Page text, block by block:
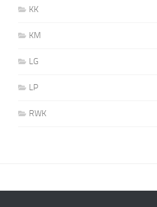
KK
KM
LG
LP
RWK